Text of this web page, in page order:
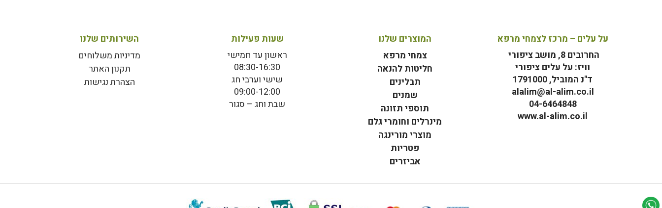
על עלים – מרכז לצמחי מרפא
החרובים 8, מושב ציפורי
וויז: על עלים ציפורי
ד"נ המוביל, 1791000
alalim@al-alim.co.il
04-6464848
www.al-alim.co.il
המוצרים שלנו
צמחי מרפא
חליטות להנאה
תבלינים
שמנים
תוספי תזונה
מינרלים וחומרי גלם
מוצרי מורינגה
פטריות
אביזרים
שעות פעילות
ראשון עד חמישי
08:30-16:30
שישי וערבי חג
09:00-12:00
שבת וחג – סגור
השירותים שלנו
מדיניות משלוחים
תקנון האתר
הצהרת נגישות